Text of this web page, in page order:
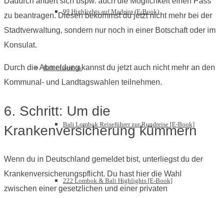
99 Highlights auf Madeira (E-Book)
Bali / Lombok
Bali Lombok Reiseführer zur Rundreise [E-Book]
222 Lombok & Bali Highlights [E-Book]
zu beantragen. Diesen bekommst du jetzt nicht mehr bei der
Stadtverwaltung, sondern nur noch in einer Botschaft oder im
Konsulat.
Durch die Abmeldung kannst du jetzt auch nicht mehr an den
Kommunal- und Landtagswahlen teilnehmen.
6. Schritt: Um die
Krankenversicherung kümmern
Wenn du in Deutschland gemeldet bist, unterliegst du der
Krankenversicherungspflicht. Du hast hier die Wahl
zwischen einer gesetzlichen und einer privaten